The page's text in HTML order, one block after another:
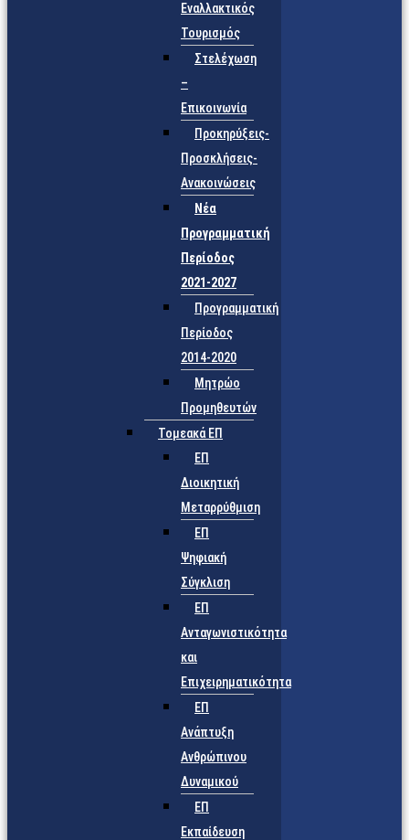
Εναλλακτικός
Τουρισμός
Στελέχωση
–
Επικοινωνία
Προκηρύξεις-
Προσκλήσεις-
Ανακοινώσεις
Νέα
Προγραμματική
Περίοδος
2021-2027
Προγραμματική
Περίοδος
2014-2020
Μητρώο
Προμηθευτών
Τομεακά ΕΠ
ΕΠ
Διοικητική
Μεταρρύθμιση
ΕΠ
Ψηφιακή
Σύγκλιση
ΕΠ
Ανταγωνιστικότητα
και
Επιχειρηματικότητα
ΕΠ
Ανάπτυξη
Ανθρώπινου
Δυναμικού
ΕΠ
Εκπαίδευση